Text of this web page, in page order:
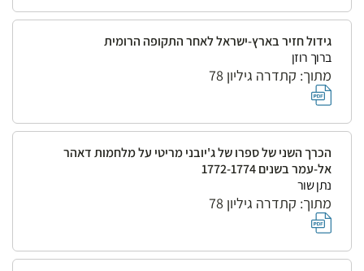
גידול חזיר בארץ-ישראל לאחר התקופה הרומית
ברוך רוזן
מתוך: קתדרה גיליון 78
הכרך השני של ספרו של ג'יובני מריטי על מלחמות דאהר
אל-עמר בשנים 1772-1774
נתן שור
מתוך: קתדרה גיליון 78